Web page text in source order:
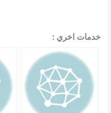
خدمات اخري :